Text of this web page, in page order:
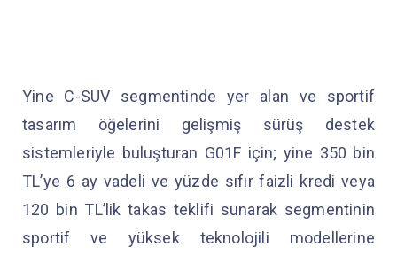
Yine C-SUV segmentinde yer alan ve sportif
tasarım öğelerini gelişmiş sürüş destek
sistemleriyle buluşturan G01F için; yine 350 bin
TL’ye 6 ay vadeli ve yüzde sıfır faizli kredi veya
120 bin TL’lik takas teklifi sunarak segmentinin
sportif ve yüksek teknolojili modellerine